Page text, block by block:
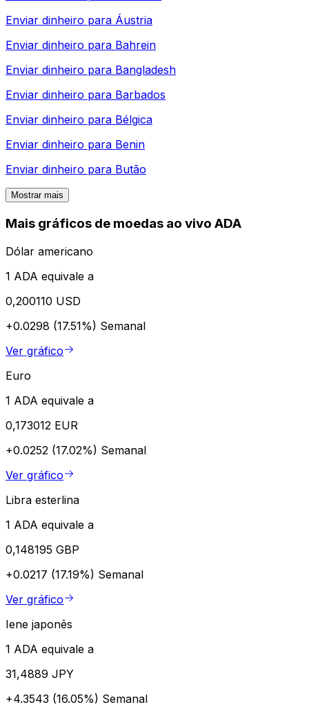
Enviar dinheiro para Áustria
Enviar dinheiro para Bahrein
Enviar dinheiro para Bangladesh
Enviar dinheiro para Barbados
Enviar dinheiro para Bélgica
Enviar dinheiro para Benin
Enviar dinheiro para Butão
Mostrar mais
Mais gráficos de moedas ao vivo ADA
Dólar americano
1 ADA equivale a
0,200110 USD
+0.0298 (17.51%) Semanal
Ver gráfico
Euro
1 ADA equivale a
0,173012 EUR
+0.0252 (17.02%) Semanal
Ver gráfico
Libra esterlina
1 ADA equivale a
0,148195 GBP
+0.0217 (17.19%) Semanal
Ver gráfico
Iene japonês
1 ADA equivale a
31,4889 JPY
+4.3543 (16.05%) Semanal